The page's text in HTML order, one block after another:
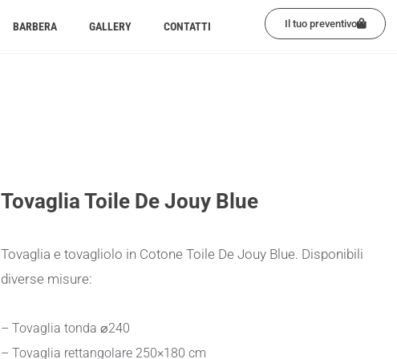
BARBERA GALLERY CONTATTI Il tuo preventivo
Tovaglia Toile De Jouy Blue
Tovaglia e tovagliolo in Cotone Toile De Jouy Blue. Disponibili
diverse misure:
– Tovaglia tonda ⌀240
– Tovaglia rettangolare 250×180 cm